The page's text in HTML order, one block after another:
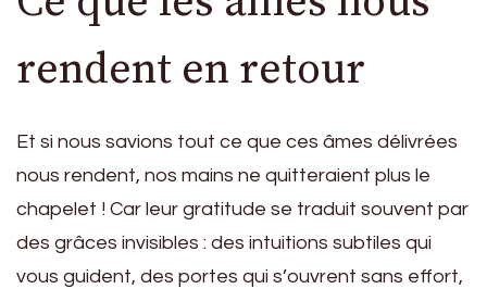
rendent en retour
Et si nous savions tout ce que ces âmes délivrées
nous rendent, nos mains ne quitteraient plus le
chapelet ! Car leur gratitude se traduit souvent par
des grâces invisibles : des intuitions subtiles qui
vous guident, des portes qui s’ouvrent sans effort,